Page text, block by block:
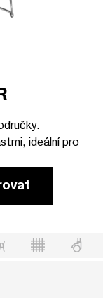
ideální pro